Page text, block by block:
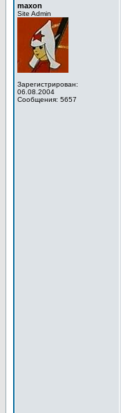
maxon
Site Admin
Зарегистрирован:
06.08.2004
Сообщения: 5657